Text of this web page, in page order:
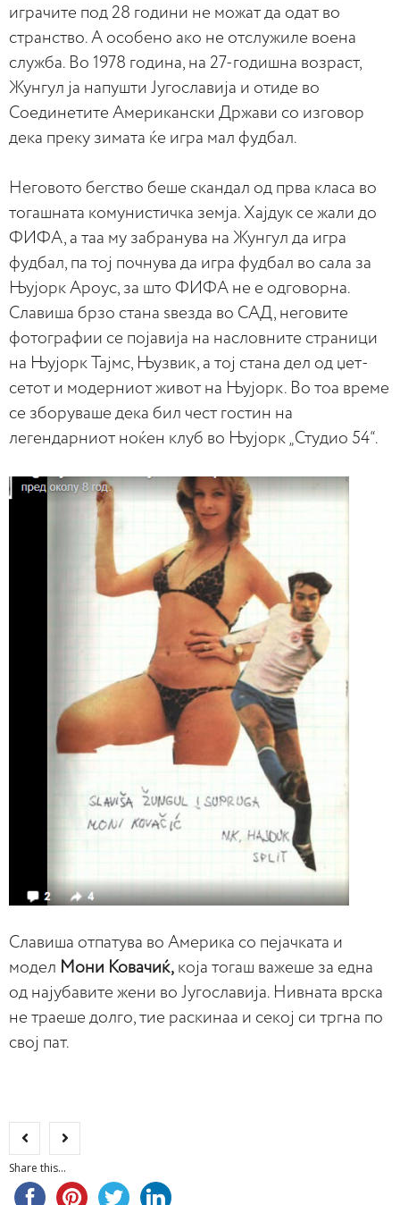
играчите под 28 години не можат да одат во
странство. А особено ако не отслужиле воена
служба. Во 1978 година, на 27-годишна возраст,
Жунгул ја напушти Југославија и отиде во
Соединетите Американски Држави со изговор
дека преку зимата ќе игра мал фудбал.
Неговото бегство беше скандал од прва класа во
тогашната комунистичка земја. Хајдук се жали до
ФИФА, а таа му забранува на Жунгул да игра
фудбал, па тој почнува да игра фудбал во сала за
Њујорк Ароус, за што ФИФА не е одговорна.
Славиша брзо стана ѕвезда во САД, неговите
фотографии се појавија на насловните страници
на Њујорк Тајмс, Њузвик, а тој стана дел од џет-
сетот и модерниот живот на Њујорк. Во тоа време
се зборуваше дека бил чест гостин на
легендарниот ноќен клуб во Њујорк „Студио 54“.
Славиша отпатува во Америка со пејачката и
модел Мони Ковачиќ, која тогаш важеше за една
од најубавите жени во Југославија. Нивната врска
не траеше долго, тие раскинаа и секој си тргна по
свој пат.
Share this...